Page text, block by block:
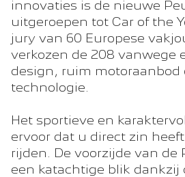
innovaties is de nieuwe
uitgeroepen tot Car of the
jury van 60 Europese
verkozen de 208 vanwege
design, ruim motoraanbod
technologie.
Het sportieve en
ervoor dat u direct zin
rijden. De voorzijde van de
een katachtige blik dankzij